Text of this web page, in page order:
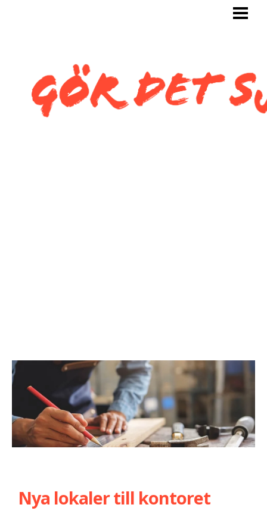
KAKLA SJÄLV
KAKLA TOALETT
Nya lokaler till kontoret